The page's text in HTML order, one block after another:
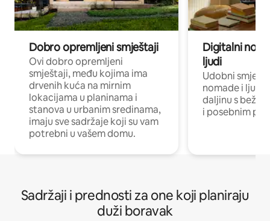
Dobro opremljeni smještaji
Ovi dobro opremljeni
smještaji, među kojima ima
drvenih kuća na mirnim
lokacijama u planinama i
stanova u urbanim sredinama,
imaju sve sadržaje koji su vam
potrebni u vašem domu.
Digitalni
ljudi
Udobni
nomade i ljude
daljinu s
i posebnim
Sadržaji i prednosti za one koji planiraju
duži boravak